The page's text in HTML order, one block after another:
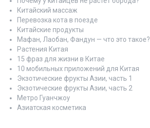
и
я
п
о
з
а
п
Китайский массаж
Перевозка кота в поезде
Китайские продукты
Мафан, Лаобан, Фандун — что это такое?
Растения Китая
15 фраз для жизни в Китае
10 мобильных приложений для Китая
Экзотические фрукты Азии, часть 1
Экзотические фрукты Азии, часть 2
Метро Гуанчжоу
Азиатская косметика